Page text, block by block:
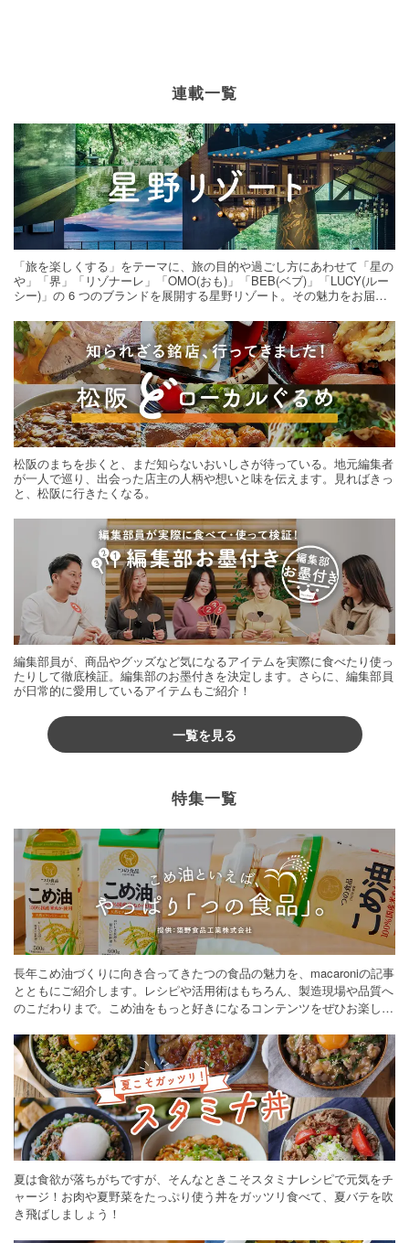
連載一覧
「旅を楽しくする」をテーマに、旅の目的や過ごし方にあわせて「星の
や」「界」「リゾナーレ」「OMO(おも)」「BEB(ベブ)」「LUCY(ルー
シー)」の 6 つのブランドを展開する星野リゾート。その魅力をお届け
松阪のまちを歩くと、まだ知らないおいしさが待っている。地元編集者
が一人で巡り、出会った店主の人柄や想いと味を伝えます。見ればきっ
と、松阪に行きたくなる。
編集部員が、商品やグッズなど気になるアイテムを実際に食べたり使っ
たりして徹底検証。編集部のお墨付きを決定します。さらに、編集部員
が日常的に愛用しているアイテムもご紹介！
一覧を見る
特集一覧
長年こめ油づくりに向き合ってきたつの食品の魅力を、macaroniの記事
とともにご紹介します。レシピや活用術はもちろん、製造現場や品質へ
のこだわりまで。こめ油をもっと好きになるコンテンツをぜひお楽しみ
夏は食欲が落ちがちですが、そんなときこそスタミナレシピで元気をチ
ャージ！お肉や夏野菜をたっぷり使う丼をガッツリ食べて、夏バテを吹
き飛ばしましょう！